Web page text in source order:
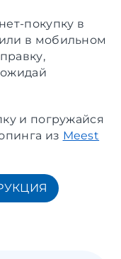
покупку в
в мобильном
и погружайся
из Meest